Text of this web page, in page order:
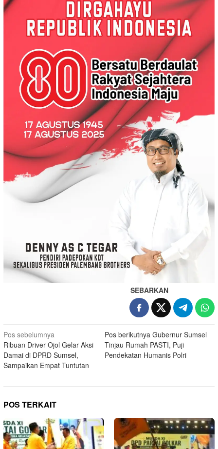
SEBARKAN
Navigasi
pos
Pos sebelumnya
Ribuan Driver Ojol Gelar Aksi
Damai di DPRD Sumsel,
Sampaikan Empat Tuntutan
Pos berikutnya Gubernur Sumsel
Tinjau Rumah PASTI, Puji
Pendekatan Humanis Polri
POS TERKAIT